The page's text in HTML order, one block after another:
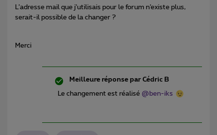
L’adresse mail que j’utilisais pour le forum n’existe plus,
serait-il possible de la changer ?
Merci
Meilleure réponse par Cédric B
Le changement est réalisé @ben-iks